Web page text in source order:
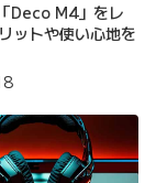
Deco M4」をレ
ットや使い心地を